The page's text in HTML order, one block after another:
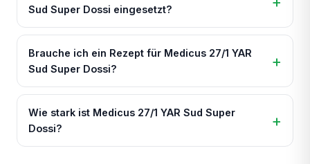
Sud Super Dossi eingesetzt?
Brauche ich ein Rezept für Medicus 27/1 YAR
Sud Super Dossi?
Wie stark ist Medicus 27/1 YAR Sud Super
Dossi?